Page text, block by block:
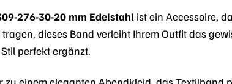
276-30-20 mm Edelstahl ist ein Accessoire,
dieses Band verleiht Ihrem Outfit das
perfekt ergänzt.